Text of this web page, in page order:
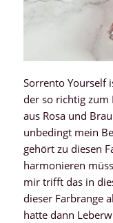
Sorrento Yourself
der so richtig zum
aus Rosa und
unbedingt mein
gehört zu diesen
harmonieren
mir trifft das in
dieser Farbrange
hatte dann